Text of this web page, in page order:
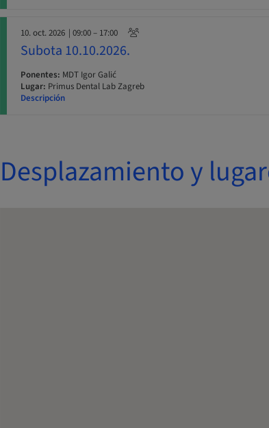
10. oct. 2026 | 09:00 – 17:00
Subota 10.10.2026.
Ponentes: MDT Igor Galić
Lugar: Primus Dental Lab Zagreb
Descripción
Desplazamiento y